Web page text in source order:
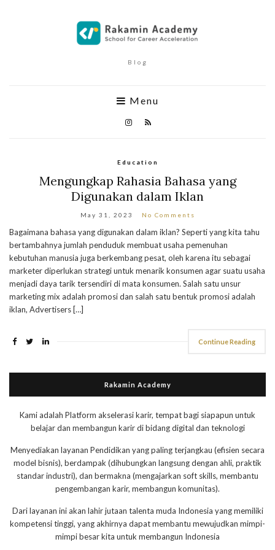
Blog
Menu
Education
Mengungkap Rahasia Bahasa yang
Digunakan dalam Iklan
May 31, 2023 No Comments
Bagaimana bahasa yang digunakan dalam iklan? Seperti yang kita tahu
bertambahnya jumlah penduduk membuat usaha pemenuhan
kebutuhan manusia juga berkembang pesat, oleh karena itu sebagai
marketer diperlukan strategi untuk menarik konsumen agar suatu usaha
menjadi daya tarik tersendiri di mata konsumen. Salah satu unsur
marketing mix adalah promosi dan salah satu bentuk promosi adalah
iklan, Advertisers […]
Continue Reading
Rakamin Academy
Kami adalah Platform akselerasi karir, tempat bagi siapapun untuk
belajar dan membangun karir di bidang digital dan teknologi
Menyediakan layanan Pendidikan yang paling terjangkau (efisien secara
model bisnis), berdampak (dihubungkan langsung dengan ahli, praktik
standar industri), dan bermakna (mengajarkan soft skills, membantu
pengembangan karir, membangun komunitas).
Dari layanan ini akan lahir jutaan talenta muda Indonesia yang memiliki
kompetensi tinggi, yang akhirnya dapat membantu mewujudkan mimpi-
mimpi besar kita untuk membangun Indonesia